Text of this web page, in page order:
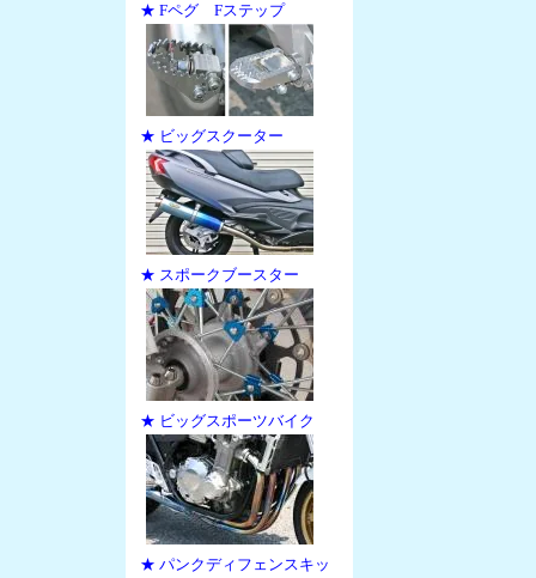
★ Fペグ Fステップ
★ ビッグスクーター
★ スポークブースター
★ ビッグスポーツバイク
★ パンクディフェンスキッ